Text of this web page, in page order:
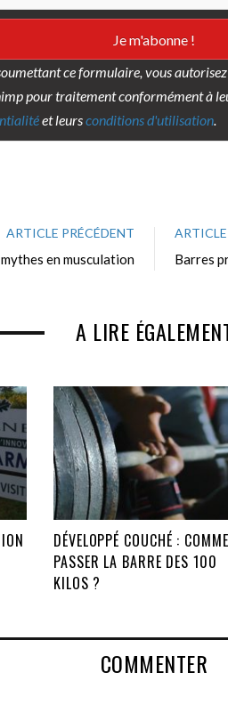
ce formulaire, vous
pour traitement conformément à
et leursconditions d'utilisation.
ARTICLE PRÉCÉDENT
mythes en musculation Barres
A LIRE
DÉVELOPPÉ COUCHÉ :
PASSER LA BARRE DES 100
KILOS ?
COMMENTER